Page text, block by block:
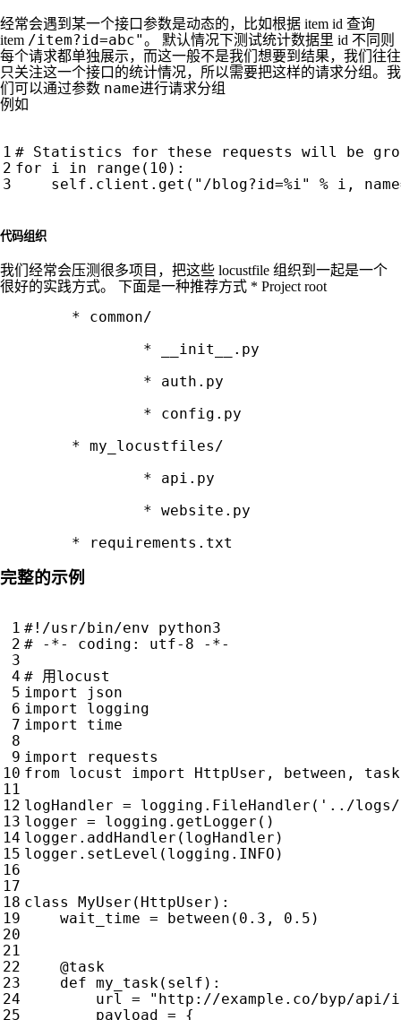
经常会遇到某一个接口参数是动态的，比如根据 item id 查询
item /item?id=abc"。 默认情况下测试统计数据里 id 不同则
每个请求都单独展示，而这一般不是我们想要到结果，我们往往
只关注这一个接口的统计情况，所以需要把这样的请求分组。我
们可以通过参数 name进行请求分组
例如
# Statistics for these requests will be
for
i in range ( 10 ):
self . client . get ( "/blog?id=%i " % i , name
代码组织
我们经常会压测很多项目，把这些 locustfile 组织到一起是一个
很好的实践方式。 下面是一种推荐方式 * Project root
完整的示例
#!/usr/bin/env python3
# -*- coding: utf-8 -*-
# 用locust
import
json
import
logging
import
time
import
requests
from
locust import HttpUser , between ,
task
logHandler = logging . FileHandler ( '../
logger = logging . getLogger ()
logger . addHandler ( logHandler )
logger . setLevel ( logging . INFO )
class MyUser ( HttpUser ):
wait_time = between ( 0.3 , 0.5 )
@task
def my_task( self ):
url
=
"http://example.co/byp/
payload
= {